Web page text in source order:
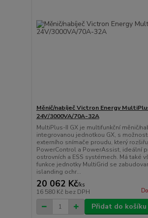
Měnič/nabíječ Victron Energy
24V/3000VA/70A-32A
MultiPlus-II GX je multifunkční měnič/
integrovanou jednotkou GX, s
externího snímače proudu, který
PowerControl a PowerAssist, ideální
ostrovních a ESS systémech. Má také
funkce jednotky MultiGrid se
islanding ochr...
20 062 Kč/ks
16 580 Kč bez DPH
Přidat do košíku